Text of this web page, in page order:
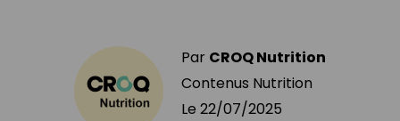
Par CROQ Nutrition
Contenus Nutrition
Le 22/07/2025